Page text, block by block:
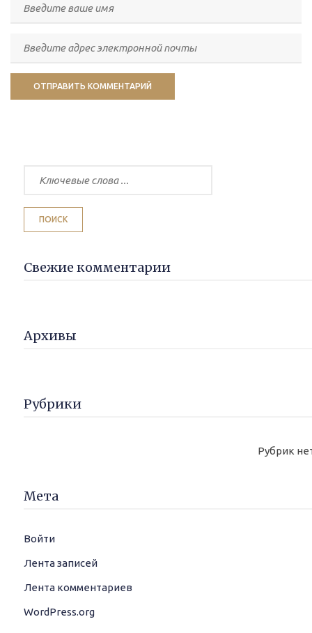
Свежие комментарии
Архивы
Рубрики
Рубрик
Мета
Войти
Лента записей
Лента комментариев
WordPress.org